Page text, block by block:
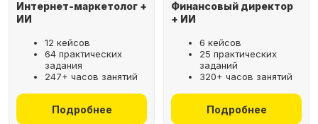
Интернет-маркетолог +
ИИ
12 кейсов
64 практических
задания
247+ часов занятий
Подробнее
Финансовый директор
+ ИИ
6 кейсов
25 практических
заданий
320+ часов занятий
Подробнее
Рассрочка за 2 минуты,
не выходя из дома
Выбрать курс